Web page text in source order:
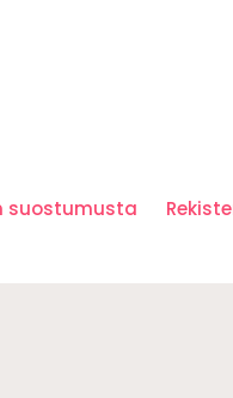
suostumusta